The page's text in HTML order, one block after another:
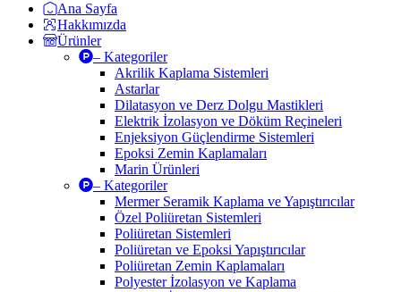
Ana Sayfa
Hakkımızda
Ürünler
– Kategoriler
Akrilik Kaplama Sistemleri
Astarlar
Dilatasyon ve Derz Dolgu Mastikleri
Elektrik İzolasyon ve Döküm Reçineleri
Enjeksiyon Güçlendirme Sistemleri
Epoksi Zemin Kaplamaları
Marin Ürünleri
– Kategoriler
Mermer Seramik Kaplama ve Yapıştırıcılar
Özel Poliüretan Sistemleri
Poliüretan Sistemleri
Poliüretan ve Epoksi Yapıştırıcılar
Poliüretan Zemin Kaplamaları
Polyester İzolasyon ve Kaplama